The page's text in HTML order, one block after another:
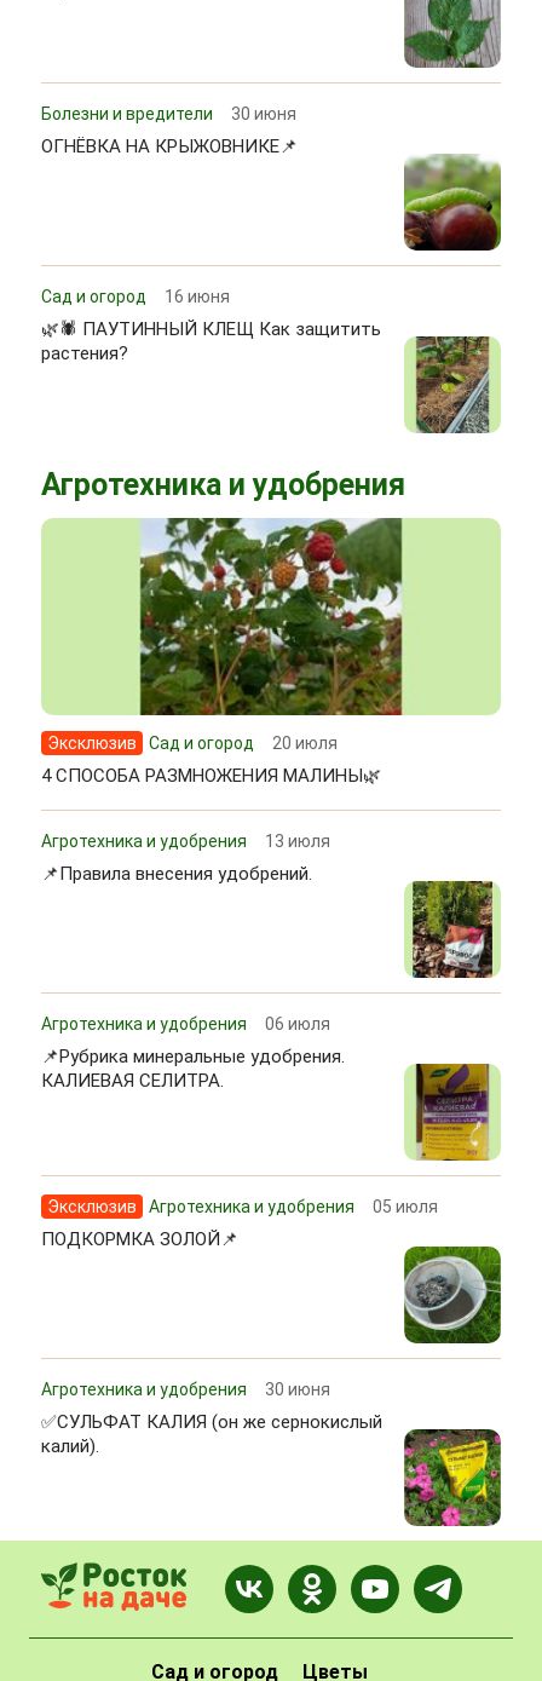
Болезни и вредители 30 июня
ОГНЁВКА НА КРЫЖОВНИКЕ📌
Сад и огород 16 июня
🌿🕷 ПАУТИННЫЙ КЛЕЩ Как защитить
растения?
Агротехника и удобрения
Эксклюзив Сад и огород 20 июля
4 СПОСОБА РАЗМНОЖЕНИЯ МАЛИНЫ🌿
Агротехника и удобрения 13 июля
📌Правила внесения удобрений.
Агротехника и удобрения 06 июля
📌Рубрика минеральные удобрения.
КАЛИЕВАЯ СЕЛИТРА.
Эксклюзив Агротехника и удобрения 05 июля
ПОДКОРМКА ЗОЛОЙ📌
Агротехника и удобрения 30 июня
✅СУЛЬФАТ КАЛИЯ (он же сернокислый
калий).
Сад и огород Цветы